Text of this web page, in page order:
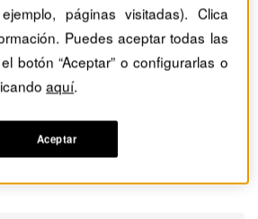
páginas visitadas). Clica
Puedes aceptar todas las
botón “Aceptar” o configurarlas o
aquí.
Aceptar